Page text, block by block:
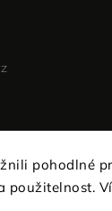
pohodlné
použitelnost.